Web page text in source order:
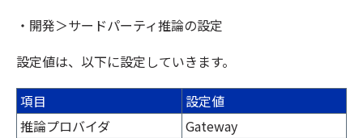
・開発＞サードパーティ推論の設定
設定値は、以下に設定していきます。
項目
設定値
推論プロバイダ
Gateway